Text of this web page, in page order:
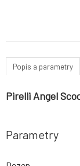
Popis a parametry
Pirelli Angel
Parametry